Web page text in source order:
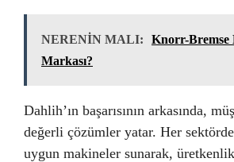
NERENİN MALI:
Knorr-Bremse
Markası?
Dahlih’ın başarısının arkasında,
değerli çözümler yatar. Her
uygun makineler sunarak,